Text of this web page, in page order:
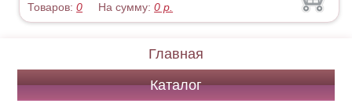
Товаров:0 На сумму:0 р.
Главная
Каталог